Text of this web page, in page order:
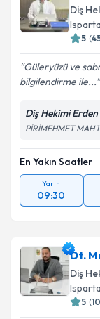
Diş
Isparta
5 (
Güleryüzü ve
bilgilendirme ile...
Diş Hekimi
PİRİMEHMET MAH
En Yakın Saatler
Yarın
09:30
Dt.
Diş
Isparta
5 (10